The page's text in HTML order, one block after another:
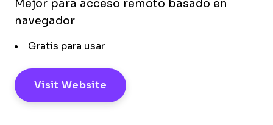
Mejor para acceso remoto basado en
navegador
Gratis para usar
Visit Website